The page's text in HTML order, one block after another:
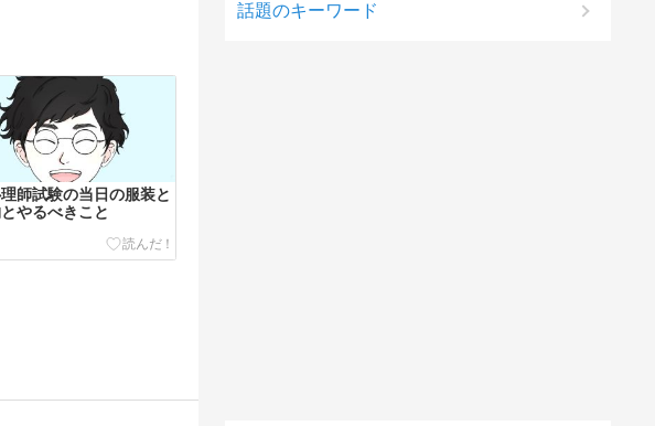
師試験の当日の服装と
やるべきこと
話題のキーワード